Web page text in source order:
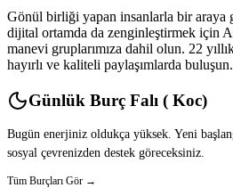
Gönül birliği yapan insanlarla bir araya
dijital ortamda da zenginleştirmek için
manevi gruplarımıza dahil olun. 22
hayırlı ve kaliteli paylaşımlarda buluşun.
Günlük Burç Falı ( Koc)
Bugün enerjiniz oldukça yüksek. Yeni
sosyal çevrenizden destek göreceksiniz.
Tüm Burçları Gör →